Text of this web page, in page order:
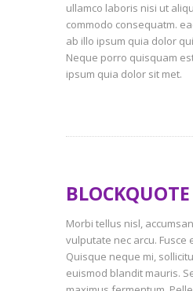
ullamco laboris nisi ut
commodo consequatm.
ab illo ipsum quia dolor
Neque porro quisquam
ipsum quia dolor sit met.
BLOCKQUOTE
Morbi tellus nisl,
vulputate nec arcu. Fusce
Quisque neque mi,
euismod blandit mauris.